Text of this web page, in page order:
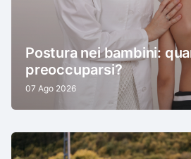
Postura nei bambini:
preoccuparsi?
07 Ago 2026